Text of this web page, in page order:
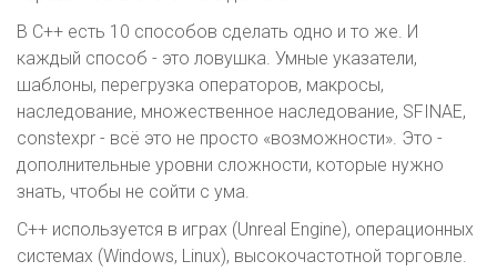
В C++ есть 10 способов сделать одно и то же. И
каждый способ - это ловушка. Умные указатели,
шаблоны, перегрузка операторов, макросы,
наследование, множественное наследование, SFINAE,
constexpr - всё это не просто «возможности». Это -
дополнительные уровни сложности, которые нужно
знать, чтобы не сойти с ума.
С++ используется в играх (Unreal Engine), операционных
системах (Windows, Linux), высокочастотной торговле.